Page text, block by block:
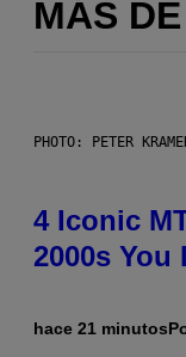
MÁS
PHOTO: PETER
4 Iconic
2000s
hace 21 minutos